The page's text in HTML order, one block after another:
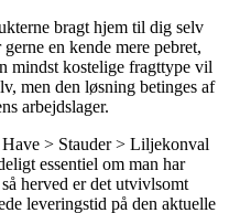
bragt hjem til dig selv
en kende mere pebret,
mindst kostelige fragttype vil
men den løsning betinges af
arbejdslager.
> Stauder > Liljekonval
essentiel om man har
herved er det utvivlsomt
leveringstid på den aktuelle